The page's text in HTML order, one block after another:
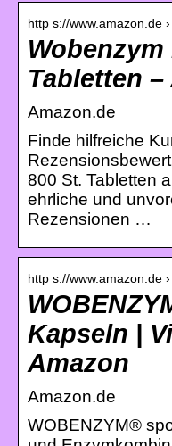
http s://www.amazon.de
Tabletten –
Amazon.de
Finde hilfreiche
800 St. Tabletten
ehrliche und
Rezensionen …
http s://www.amazon.de
Kapseln |
Amazon
Amazon.de
WOBENZYM®